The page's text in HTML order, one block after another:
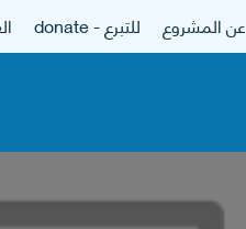
عن المشروع للتبرع - donate